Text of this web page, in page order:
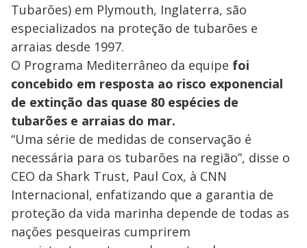
Tubarões) em Plymouth, Inglaterra, são
especializados na proteção de tubarões e
arraias desde 1997.
O Programa Mediterrâneo da equipe foi
concebido em resposta ao risco exponencial
de extinção das quase 80 espécies de
tubarões e arraias do mar.
“Uma série de medidas de conservação é
necessária para os tubarões na região”, disse o
CEO da Shark Trust, Paul Cox, à CNN
Internacional, enfatizando que a garantia de
proteção da vida marinha depende de todas as
nações pesqueiras cumprirem